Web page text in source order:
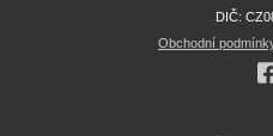
DIČ:
Obchodní